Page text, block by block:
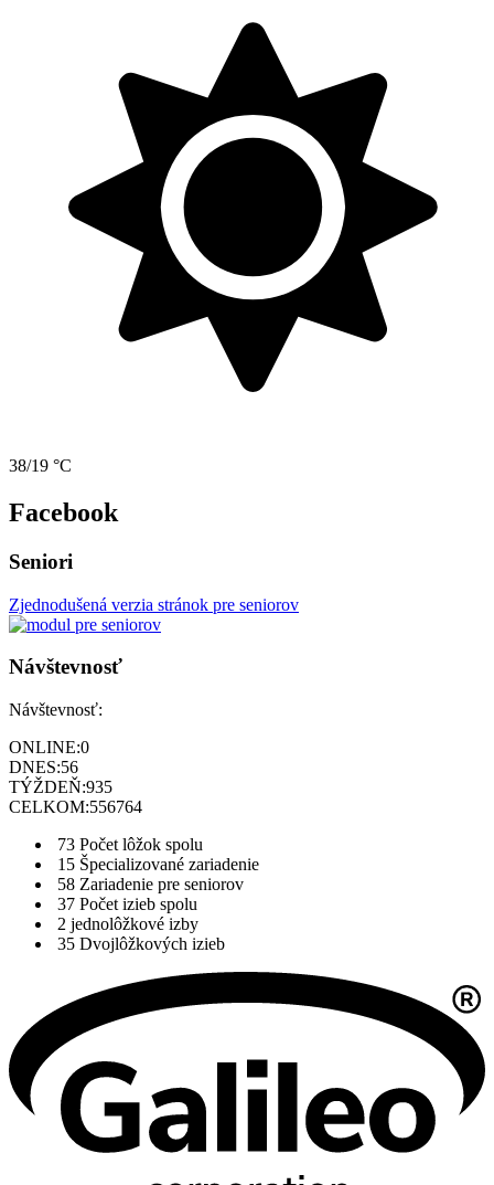
38/19 °C
Facebook
Seniori
Zjednodušená verzia stránok pre seniorov
Návštevnosť
Návštevnosť:
ONLINE:0
DNES:56
TÝŽDEŇ:935
CELKOM:556764
73 Počet lôžok spolu
15 Špecializované zariadenie
58 Zariadenie pre seniorov
37 Počet izieb spolu
2 jednolôžkové izby
35 Dvojlôžkových izieb